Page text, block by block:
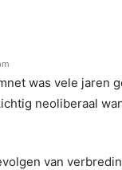
was vele jaren
neoliberaal
van